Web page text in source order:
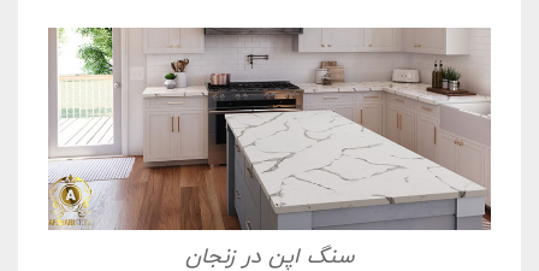
سنگ اپن در زنجان